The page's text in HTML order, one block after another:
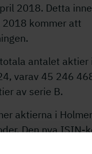
2018. Detta
kommer att
antalet aktier
varav 45 246
av serie B.
aktierna i
Den nya ISIN-